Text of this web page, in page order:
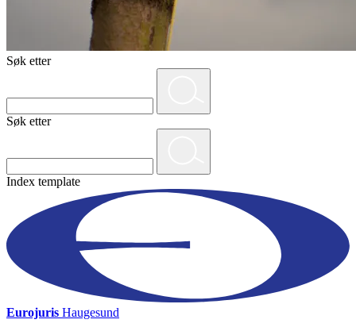
Søk etter
Søk etter
Index template
Eurojuris Haugesund